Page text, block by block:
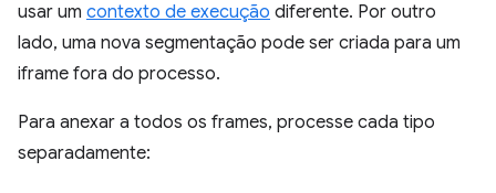
usar um contexto de execução diferente. Por outro
lado, uma nova segmentação pode ser criada para um
iframe fora do processo.
Para anexar a todos os frames, processe cada tipo
separadamente: